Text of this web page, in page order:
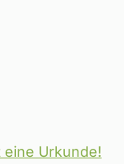
Urkunde!